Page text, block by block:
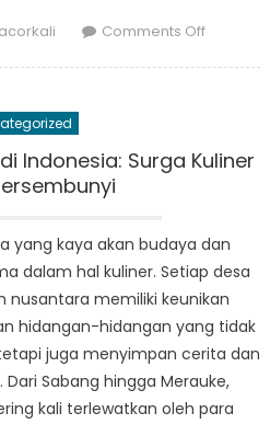
Comments Offon
Indonesia: Surga Kuliner
yang kaya akan budaya dan
dalam hal kuliner. Setiap desa
nusantara memiliki keunikan
hidangan-hidangan yang tidak
juga menyimpan cerita dan
Sabang hingga Merauke,
kali terlewatkan oleh para